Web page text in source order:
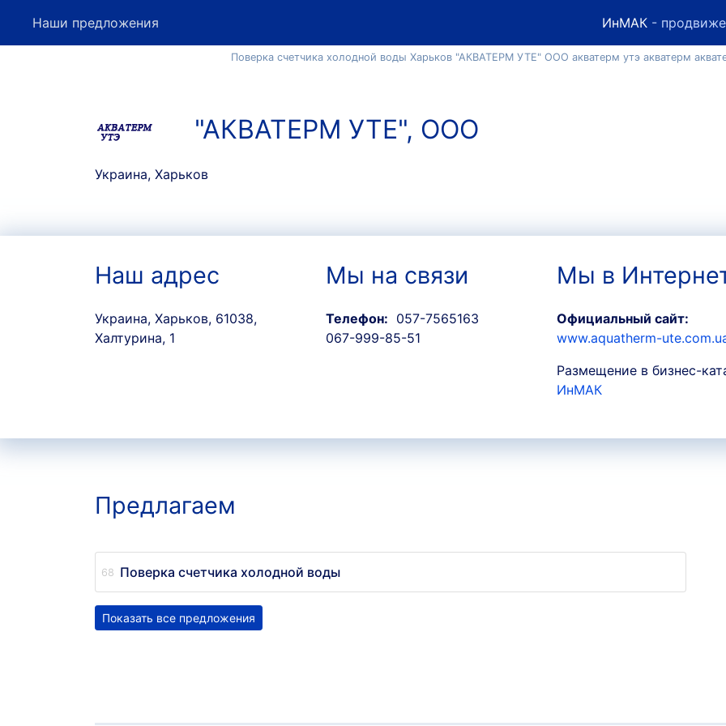
Наши предложения ИнМАК -
Поверка счетчика холодной воды Харьков "АКВАТЕРМ УТЕ" ООО акватерм утэ акватерм
"АКВАТЕРМ УТЕ", ООО
Украина, Харьков
Наш адрес
Украина, Харьков, 61038,
Халтурина, 1
Мы на связи
Телефон: 057-7565163
067-999-85-51
Мы в
Официальный сайт:
www.aquatherm-
Размещение в бизнес-
ИнМАК
Предлагаем
Поверка счетчика холодной воды
Показать все предложения